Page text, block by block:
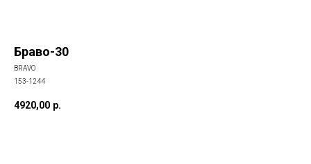
Браво-30
BRAVO
153-1244
4920,00 р.